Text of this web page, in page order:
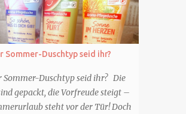
Sommer-Duschtyp seid ihr?
Sommer-Duschtyp seid ihr? Die
gepackt, die Vorfreude steigt –
steht vor der Tür! Doch